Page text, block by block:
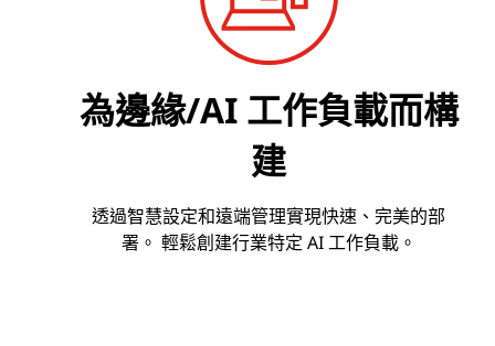
為邊緣/AI 工作負載而構
建
透過智慧設定和遠端管理實現快速、完美的部
署。 輕鬆創建行業特定 AI 工作負載。